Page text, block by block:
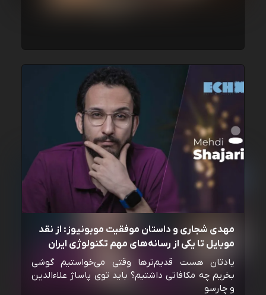
مهدی شجاری و داستان موفقیت موبونیوز: از نقد
موبایل تا یکی از رسانه‌‌های مهم تکنولوژی ایران
یادتان هست قدیم‌ترها وقتی می‌خواستیم گوشی
بخریم چه مکافاتی داشتیم؟ باید توی پاساژ علاءالدین
و چارسو